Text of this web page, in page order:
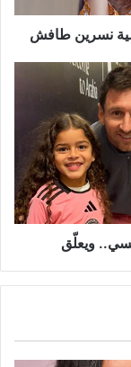
نسرين طافش
ويعلّق